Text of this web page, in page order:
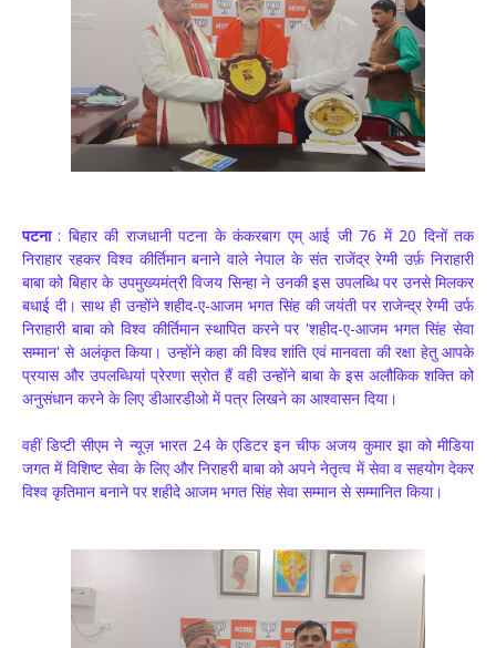
पटना: बिहार की राजधानी पटना के कंकरबाग एम् आई जी 76 में 20 दिनों तक
निराहार रहकर विश्व कीर्तिमान बनाने वाले नेपाल के संत राजेंद्र रेग्मी उर्फ़ निराहारी
बाबा को बिहार के उपमुख्यमंत्री विजय सिन्हा ने उनकी इस उपलब्धि पर उनसे मिलकर
बधाई दी। साथ ही उन्होंने शहीद-ए-आजम भगत सिंह की जयंती पर राजेन्द्र रेग्मी उर्फ
निराहारी बाबा को विश्व कीर्तिमान स्थापित करने पर 'शहीद-ए-आजम भगत सिंह सेवा
सम्मान' से अलंकृत किया। उन्होंने कहा की विश्व शांति एवं मानवता की रक्षा हेतु आपके
प्रयास और उपलब्धियां प्रेरणा स्रोत हैं वही उन्होंने बाबा के इस अलौकिक शक्ति को
अनुसंधान करने के लिए डीआरडीओ में पत्र लिखने का आश्वासन दिया।
वहीं डिप्टी सीएम ने न्यूज़ भारत 24 के एडिटर इन चीफ अजय कुमार झा को मीडिया
जगत में विशिष्ट सेवा के लिए और निराहरी बाबा को अपने नेतृत्व में सेवा व सहयोग देकर
विश्व कृतिमान बनाने पर शहीदे आजम भगत सिंह सेवा सम्मान से सम्मानित किया।